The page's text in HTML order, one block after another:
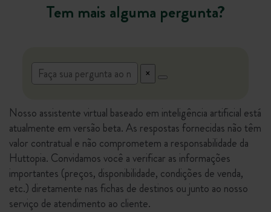
Tem mais alguma pergunta?
Nosso assistente virtual baseado em inteligência artificial está
atualmente em versão beta. As respostas fornecidas não têm
valor contratual e não comprometem a responsabilidade da
Huttopia. Convidamos você a verificar as informações
importantes (preços, disponibilidade, condições de venda,
etc.) diretamente nas fichas de destinos ou junto ao nosso
serviço de atendimento ao cliente.